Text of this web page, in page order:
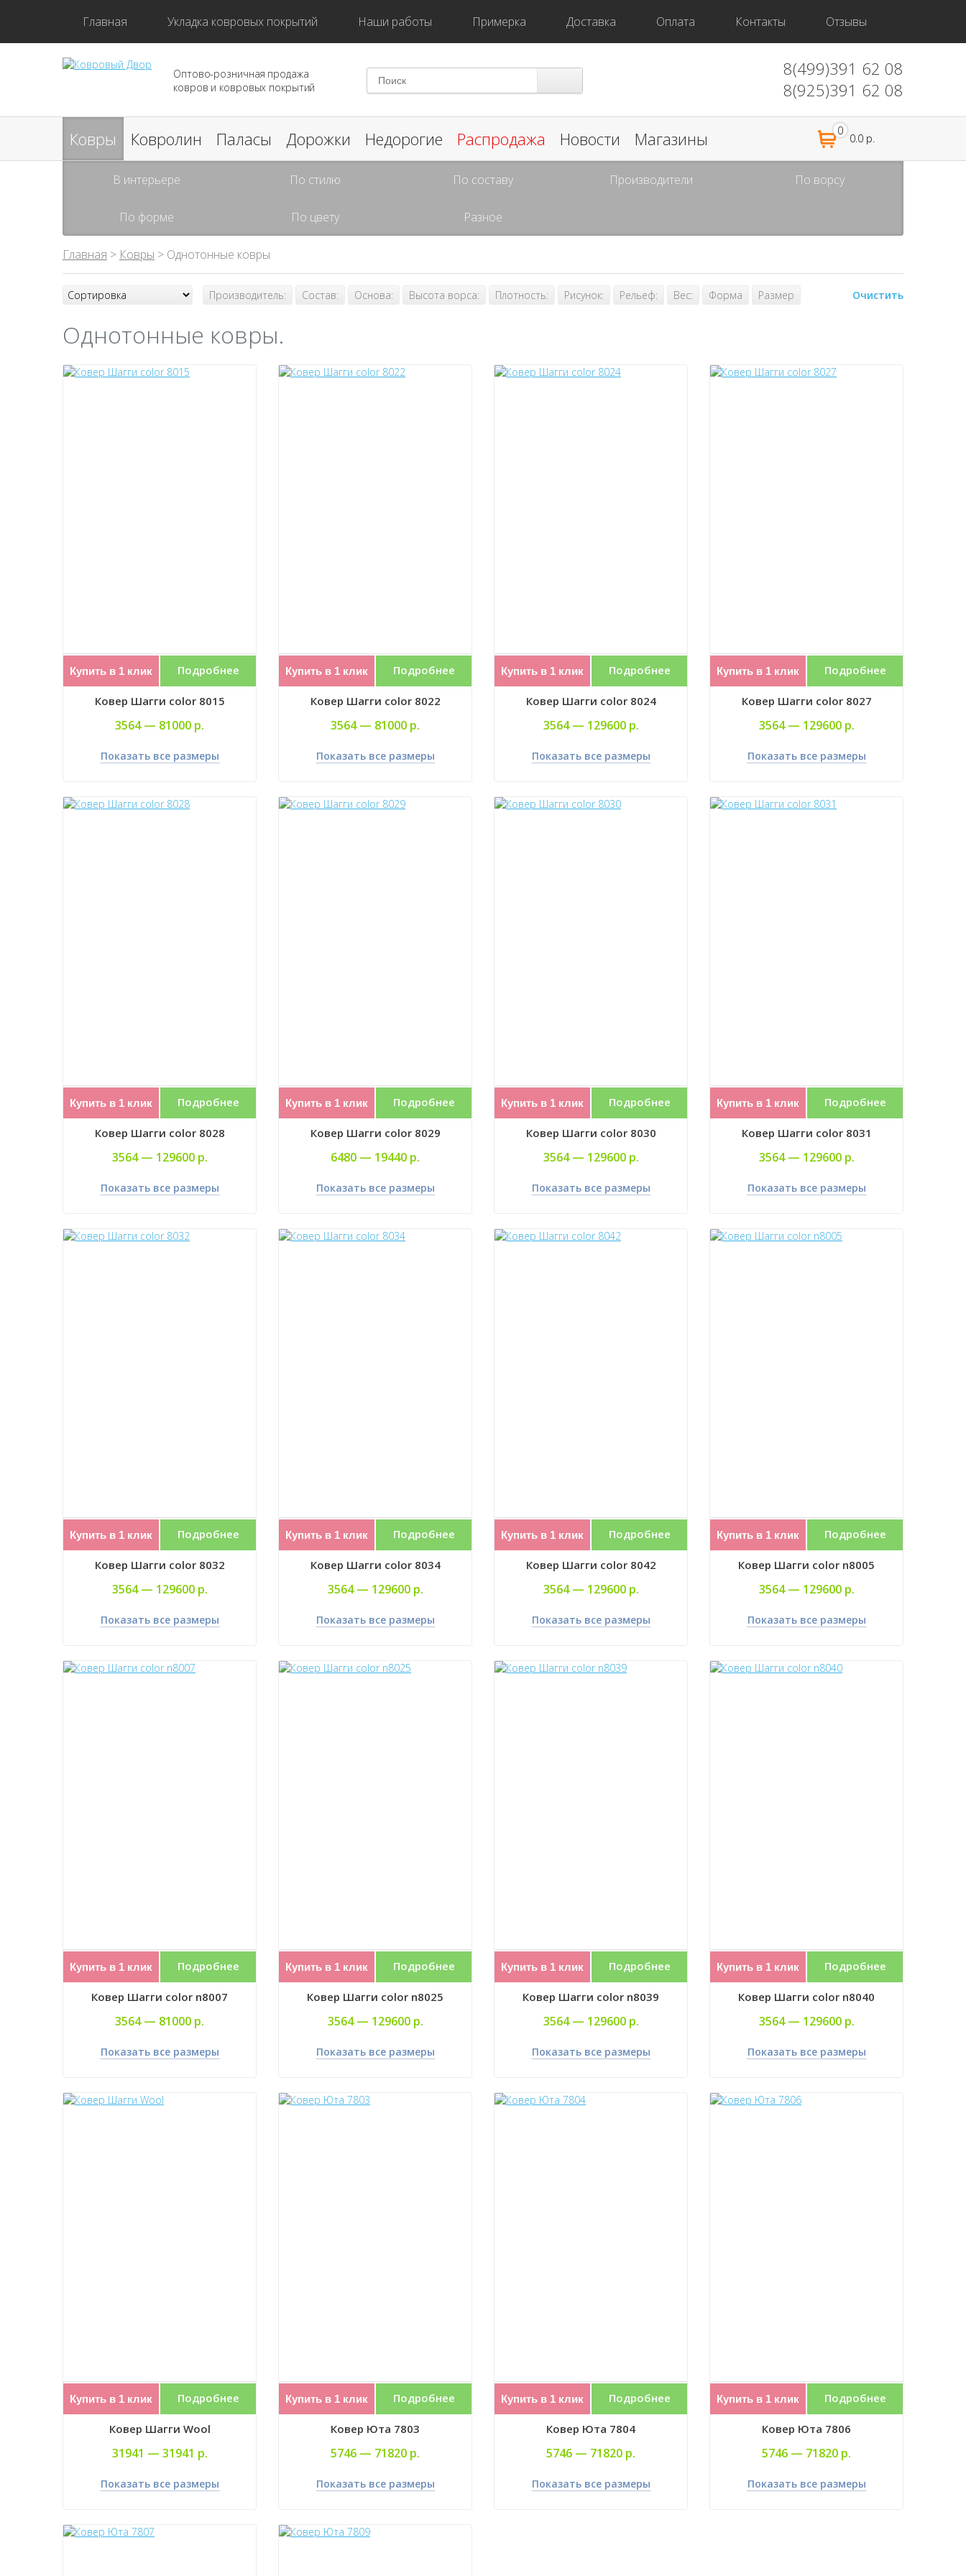
Главная Укладка ковровых покрытий Наши работы Примерка Доставка Оплата Контакты Отзывы
0
0.0 р.
Оптово-розничная продажа
ковров и ковровых покрытий
8(499)391 62 08
8(925)391 62 08
Ковры Ковролин Паласы Дорожки Недорогие Распродажа Новости Магазины
В интерьере По стилю По составу Производители По ворсу
По форме По цвету Разное
Главная > Ковры > Однотонные ковры
Очистить
Производитель: Состав: Основа: Высота ворса: Плотность: Рисунок: Рельеф: Вес: Форма Размер
Однотонные ковры.
Купить в 1 клик Подробнее
Ковер Шагги color 8015
3564 — 81000 р.
Показать все размеры
Купить в 1 клик Подробнее
Ковер Шагги color 8022
3564 — 81000 р.
Показать все размеры
Купить в 1 клик Подробнее
Ковер Шагги color 8024
3564 — 129600 р.
Показать все размеры
Купить в 1 клик Подробнее
Ковер Шагги color 8027
3564 — 129600 р.
Показать все размеры
Купить в 1 клик Подробнее
Ковер Шагги color 8028
3564 — 129600 р.
Показать все размеры
Купить в 1 клик Подробнее
Ковер Шагги color 8029
6480 — 19440 р.
Показать все размеры
Купить в 1 клик Подробнее
Ковер Шагги color 8030
3564 — 129600 р.
Показать все размеры
Купить в 1 клик Подробнее
Ковер Шагги color 8031
3564 — 129600 р.
Показать все размеры
Купить в 1 клик Подробнее
Ковер Шагги color 8032
3564 — 129600 р.
Показать все размеры
Купить в 1 клик Подробнее
Ковер Шагги color 8034
3564 — 129600 р.
Показать все размеры
Купить в 1 клик Подробнее
Ковер Шагги color 8042
3564 — 129600 р.
Показать все размеры
Купить в 1 клик Подробнее
Ковер Шагги color n8005
3564 — 129600 р.
Показать все размеры
Купить в 1 клик Подробнее
Ковер Шагги color n8007
3564 — 81000 р.
Показать все размеры
Купить в 1 клик Подробнее
Ковер Шагги color n8025
3564 — 129600 р.
Показать все размеры
Купить в 1 клик Подробнее
Ковер Шагги color n8039
3564 — 129600 р.
Показать все размеры
Купить в 1 клик Подробнее
Ковер Шагги color n8040
3564 — 129600 р.
Показать все размеры
Купить в 1 клик Подробнее
Ковер Шагги Wool
31941 — 31941 р.
Показать все размеры
Купить в 1 клик Подробнее
Ковер Юта 7803
5746 — 71820 р.
Показать все размеры
Купить в 1 клик Подробнее
Ковер Юта 7804
5746 — 71820 р.
Показать все размеры
Купить в 1 клик Подробнее
Ковер Юта 7806
5746 — 71820 р.
Показать все размеры